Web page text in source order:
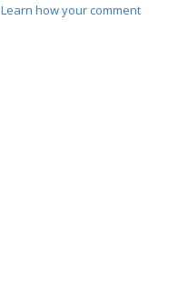
Learn how your comment